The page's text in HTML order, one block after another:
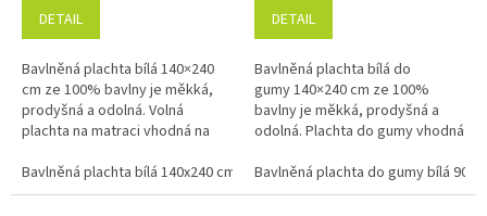
DETAIL
Bavlněná plachta bílá 140×240
cm ze 100% bavlny je měkká,
prodyšná a odolná. Volná
plachta na matraci vhodná na
Příjemná na dotek, snadná na...
Bavlněná plachta bílá 140x240 cm Bavlněná plachta bílá 220x240 cm
DETAIL
Bavlněná plachta bílá do
gumy 140×240 cm ze 100%
bavlny je měkká, prodyšná a
odolná. Plachta do gumy vhodná
Příjemná na dotek, snadná na...
Bavlněná plachta do gumy bílá